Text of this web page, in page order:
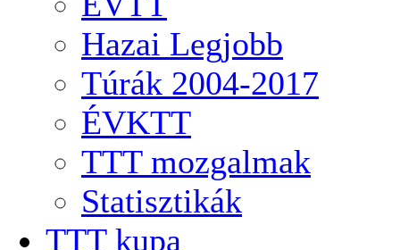
Hazai Legjobb
Túrák 2004-2017
ÉVKTT
TTT mozgalmak
Statisztikák
TTT kupa